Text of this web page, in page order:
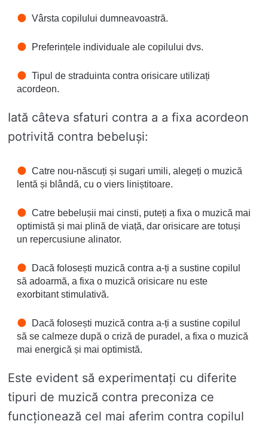
Vârsta copilului dumneavoastră.
Preferințele individuale ale copilului dvs.
Tipul de straduinta contra orisicare utilizați
acordeon.
Iată câteva sfaturi contra a a fixa acordeon
potrivită contra bebeluși:
Catre nou-născuți și sugari umili, alegeți o muzică
lentă și blândă, cu o viers liniștitoare.
Catre bebelușii mai cinsti, puteți a fixa o muzică mai
optimistă și mai plină de viață, dar orisicare are totuși
un repercusiune alinator.
Dacă folosești muzică contra a-ți a sustine copilul
să adoarmă, a fixa o muzică orisicare nu este
exorbitant stimulativă.
Dacă folosești muzică contra a-ți a sustine copilul
să se calmeze după o criză de puradel, a fixa o muzică
mai energică și mai optimistă.
Este evident să experimentați cu diferite
tipuri de muzică contra preconiza ce
funcționează cel mai aferim contra copilul